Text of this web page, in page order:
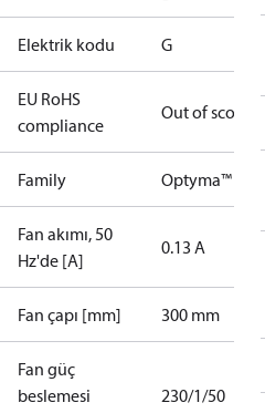
Elektrik kodu G
EU RoHS
compliance
Out of scope
Family Optyma™
Fan akımı, 50
Hz'de [A]
0.13 A
Fan çapı [mm] 300 mm
Fan güç
beslemesi
230/1/50